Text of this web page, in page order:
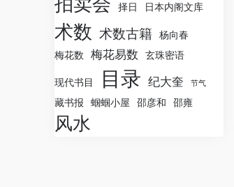
择日 日本内阁文库
术数 术数古籍
杨向春
梅花数
梅花易数 玄珠密语
现代书目 目录 纪大奎 节气
藏书报 蝈蝈小屋 邵彦和 邵雍
风水